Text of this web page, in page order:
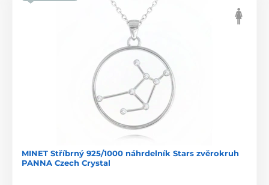
MINET Stříbrný 925/1000 náhrdelník Stars zvěrokruh
PANNA Czech Crystal